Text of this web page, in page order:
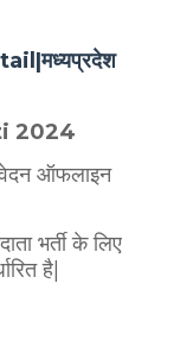
2024
ऑफलाइन
भर्ती के लिए
है|